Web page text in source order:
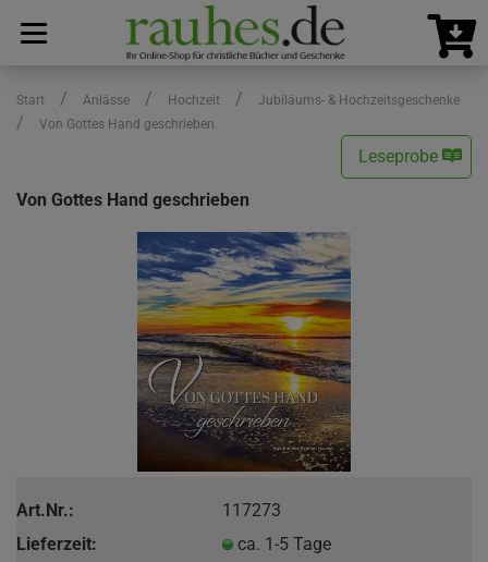
Start / Anlässe / Hochzeit / Jubiläums- & Hochzeitsgeschenke
/ Von Gottes Hand geschrieben
Leseprobe
Von Gottes Hand geschrieben
Art.Nr.:
117273
Lieferzeit:
ca. 1-5 Tage